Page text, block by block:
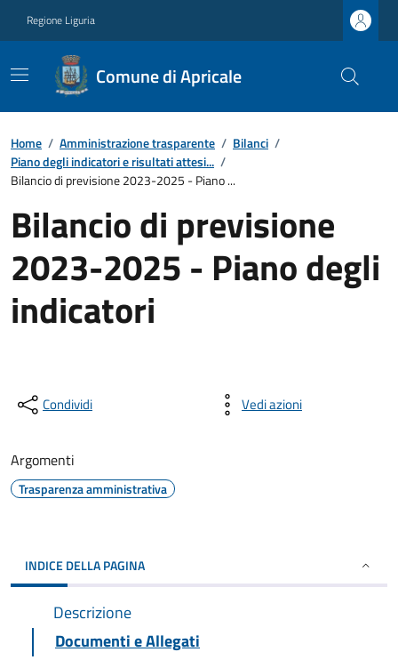
Regione Liguria
Comune di Apricale
Home / Amministrazione trasparente / Bilanci /
Piano degli indicatori e risultati attesi... /
Bilancio di previsione 2023-2025 - Piano ...
Bilancio di previsione
2023-2025 - Piano degli
indicatori
Condividi Vedi azioni
Argomenti
Trasparenza amministrativa
INDICE DELLA PAGINA
Descrizione
Documenti e Allegati